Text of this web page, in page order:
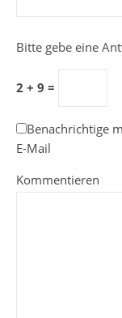
Bitte gebe eine
2 + 9 =
Benachrichtige
E-Mail
Kommentieren